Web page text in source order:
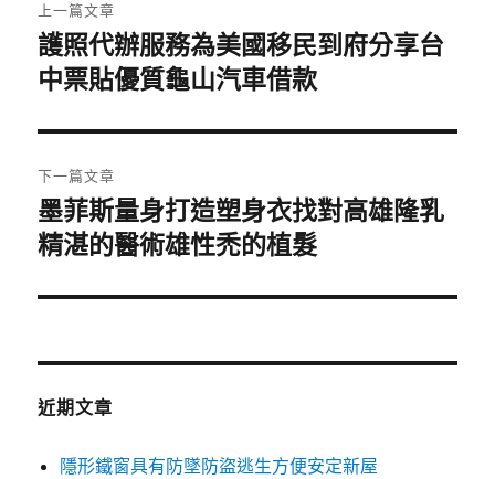
章
導
覽
上一篇文章
上
一
文
章:
護照代辦服務為美國移民到府分享台
中票貼優質龜山汽車借款
下一篇文章
下
一
文
墨菲斯量身打造塑身衣找對高雄隆乳
精湛的醫術雄性禿的植髮
近期文章
隱形鐵窗具有防墜防盜逃生方便安定新屋